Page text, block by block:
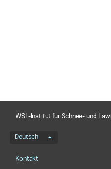
WSL-Institut für Schnee- und
Sprachmenü
Deutsch
Footernavigation
Kontakt